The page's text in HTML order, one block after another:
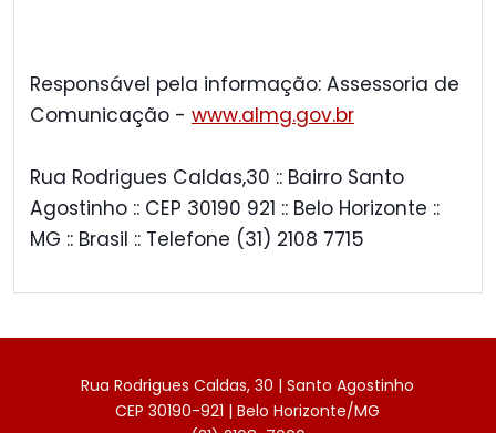
Responsável pela informação: Assessoria de
Comunicação - www.almg.gov.br
Rua Rodrigues Caldas,30 :: Bairro Santo
Agostinho :: CEP 30190 921 :: Belo Horizonte ::
MG :: Brasil :: Telefone (31) 2108 7715
Rua Rodrigues Caldas, 30 | Santo Agostinho
CEP 30190-921 | Belo Horizonte/MG